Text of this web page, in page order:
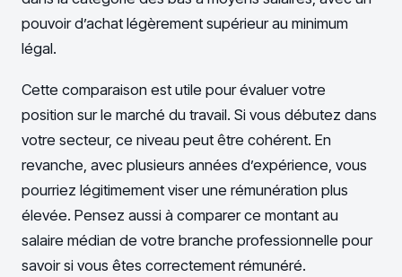
pouvoir d’achat légèrement supérieur au minimum
légal.
Cette comparaison est utile pour évaluer votre
position sur le marché du travail. Si vous débutez dans
votre secteur, ce niveau peut être cohérent. En
revanche, avec plusieurs années d’expérience, vous
pourriez légitimement viser une rémunération plus
élevée. Pensez aussi à comparer ce montant au
salaire médian de votre branche professionnelle pour
savoir si vous êtes correctement rémunéré.